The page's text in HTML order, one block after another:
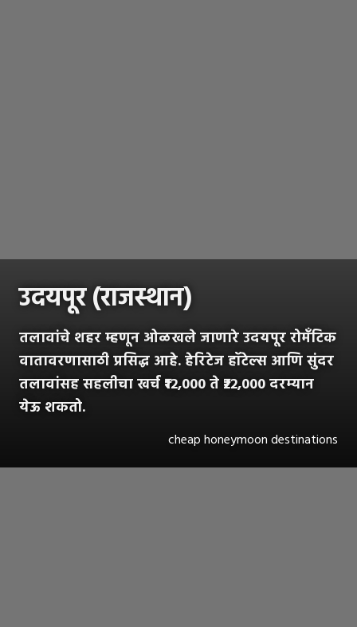
उदयपूर (राजस्थान)
तलावांचे शहर म्हणून ओळखले जाणारे उदयपूर रोमँटिक
वातावरणासाठी प्रसिद्ध आहे. हेरिटेज हॉटेल्स आणि सुंदर
तलावांसह सहलीचा खर्च ₹12,000 ते ₹22,000 दरम्यान
येऊ शकतो.
cheap honeymoon destinations